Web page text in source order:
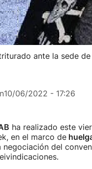
ante la sede
10/06/2022 - 17:26
ha realizado este
en el marco de
negociación del